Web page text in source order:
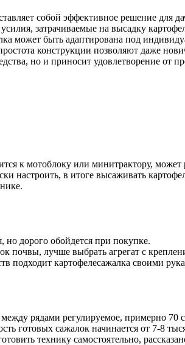
собой эффективное решение для
затрачиваемые на высадку
может быть адаптирована под
конструкции позволяют даже
но и приносит удовлетворение от
к мотоблоку или минитрактору,
в итоге высаживать
но дорого обойдется при покупке.
почвы, лучше выбрать агрегат с
подходит картофелесажалка своими
рядами регулируемое, примерно 70
готовых сажалок начинается от 7-8
технику самостоятельно,